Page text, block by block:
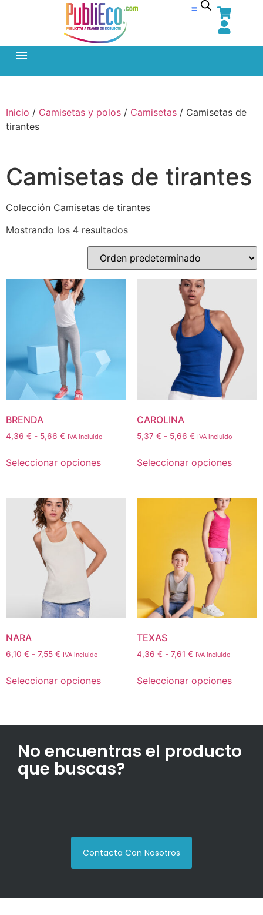
Inicio / Camisetas y polos / Camisetas / Camisetas de
tirantes
Camisetas de tirantes
Colección Camisetas de tirantes
Mostrando los 4 resultados
BRENDA
4,36 € - 5,66 € IVA incluido
Seleccionar opciones
CAROLINA
5,37 € - 5,66 € IVA incluido
Seleccionar opciones
NARA
6,10 € - 7,55 € IVA incluido
Seleccionar opciones
TEXAS
4,36 € - 7,61 € IVA incluido
Seleccionar opciones
No encuentras el producto
que buscas?
Contacta Con Nosotros